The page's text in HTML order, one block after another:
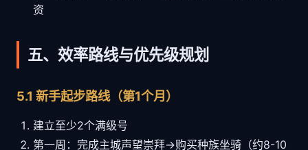
资
五、效率路线与优先级规划
5.1 新手起步路线（第1个月）
建立至少2个满级号
第一周：完成主城声望崇拜→购买种族坐骑（约8-10